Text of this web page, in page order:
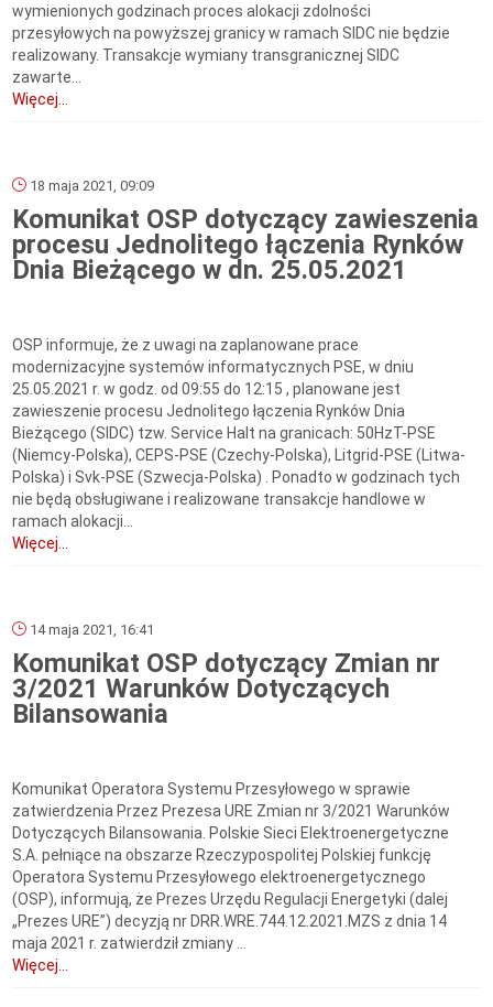
wymienionych godzinach proces alokacji zdolności
przesyłowych na powyższej granicy w ramach SIDC nie będzie
realizowany. Transakcje wymiany transgranicznej SIDC
zawarte...
Więcej...
18 maja 2021, 09:09
Komunikat OSP dotyczący zawieszenia
procesu Jednolitego łączenia Rynków
Dnia Bieżącego w dn. 25.05.2021
OSP informuje, że z uwagi na zaplanowane prace
modernizacyjne systemów informatycznych PSE, w dniu
25.05.2021 r. w godz. od 09:55 do 12:15 , planowane jest
zawieszenie procesu Jednolitego łączenia Rynków Dnia
Bieżącego (SIDC) tzw. Service Halt na granicach: 50HzT-PSE
(Niemcy-Polska), CEPS-PSE (Czechy-Polska), Litgrid-PSE (Litwa-
Polska) i Svk-PSE (Szwecja-Polska) . Ponadto w godzinach tych
nie będą obsługiwane i realizowane transakcje handlowe w
ramach alokacji...
Więcej...
14 maja 2021, 16:41
Komunikat OSP dotyczący Zmian nr
3/2021 Warunków Dotyczących
Bilansowania
Komunikat Operatora Systemu Przesyłowego w sprawie
zatwierdzenia Przez Prezesa URE Zmian nr 3/2021 Warunków
Dotyczących Bilansowania. Polskie Sieci Elektroenergetyczne
S.A. pełniące na obszarze Rzeczypospolitej Polskiej funkcję
Operatora Systemu Przesyłowego elektroenergetycznego
(OSP), informują, że Prezes Urzędu Regulacji Energetyki (dalej
„Prezes URE”) decyzją nr DRR.WRE.744.12.2021.MZS z dnia 14
maja 2021 r. zatwierdził zmiany ...
Więcej...